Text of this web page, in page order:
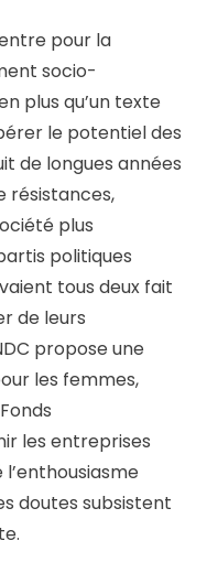
pour la
socio-
plus qu’un texte
le potentiel des
de longues années
résistances,
plus
politiques
tous deux fait
de leurs
propose une
les femmes,
les entreprises
doutes subsistent